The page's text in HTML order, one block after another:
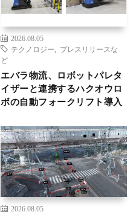
2026.08.05
テクノロジー
プレスリリースな
ど
エバラ物流、ロボットパレタ
イザーと連携するハクオウロ
ボの自動フォークリフト導入
2026.08.05